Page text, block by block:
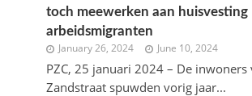
toch meewerken aan huisvesting
arbeidsmigranten
January 26, 2024 June 10, 2024
PZC, 25 januari 2024 – De inwoners
Zandstraat spuwden vorig jaar...